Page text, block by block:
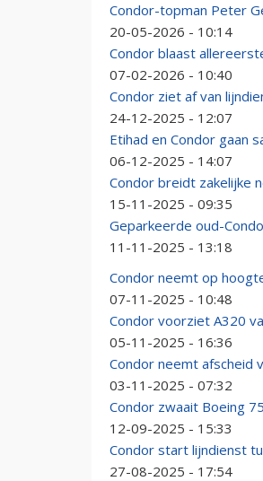
Condor-topman Peter
20-05-2026 - 10:14
Condor blaast
07-02-2026 - 10:40
Condor ziet af van
24-12-2025 - 12:07
Etihad en Condor gaan
06-12-2025 - 14:07
Condor breidt zakelijke
15-11-2025 - 09:35
Geparkeerde oud-
11-11-2025 - 13:18
Condor neemt op
07-11-2025 - 10:48
Condor voorziet A320
05-11-2025 - 16:36
Condor neemt afscheid
03-11-2025 - 07:32
Condor zwaait Boeing
12-09-2025 - 15:33
Condor start lijndienst
27-08-2025 - 17:54